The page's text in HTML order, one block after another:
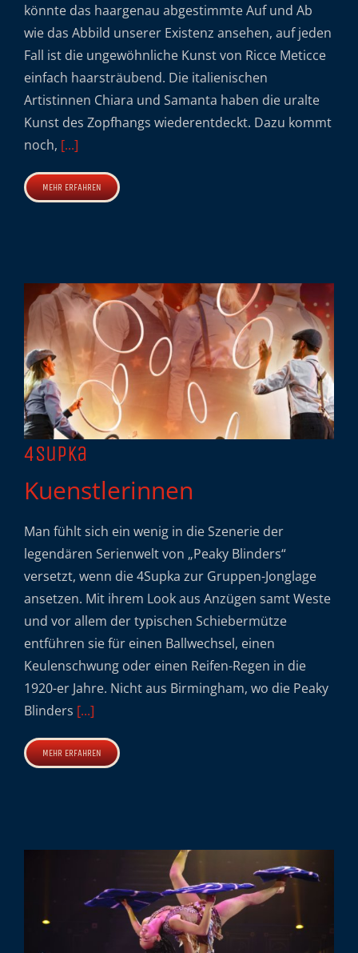
könnte das haargenau abgestimmte Auf und Ab
wie das Abbild unserer Existenz ansehen, auf jeden
Fall ist die ungewöhnliche Kunst von Ricce Meticce
einfach haarsträubend. Die italienischen
Artistinnen Chiara und Samanta haben die uralte
Kunst des Zopfhangs wiederentdeckt. Dazu kommt
noch, [...]
MEHR ERFAHREN
4Supka
Kuenstlerinnen
Man fühlt sich ein wenig in die Szenerie der
legendären Serienwelt von „Peaky Blinders“
versetzt, wenn die 4Supka zur Gruppen-Jonglage
ansetzen. Mit ihrem Look aus Anzügen samt Weste
und vor allem der typischen Schiebermütze
entführen sie für einen Ballwechsel, einen
Keulenschwung oder einen Reifen-Regen in die
1920-er Jahre. Nicht aus Birmingham, wo die Peaky
Blinders [...]
MEHR ERFAHREN